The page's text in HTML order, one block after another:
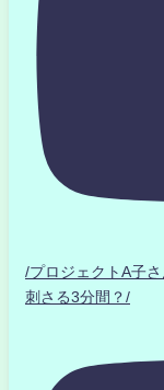
/プロジェクトA子
刺さる3分間？/